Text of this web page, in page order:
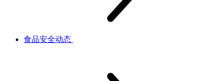
食品安全动态